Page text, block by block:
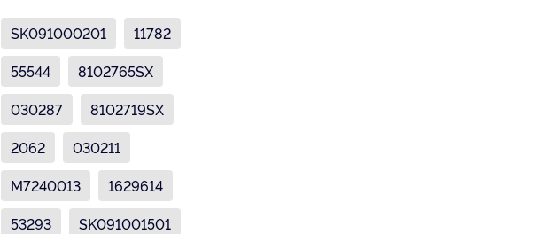
SK091000201
11782
55544
8102765SX
030287
8102719SX
2062
030211
M7240013
1629614
53293
SK091001501